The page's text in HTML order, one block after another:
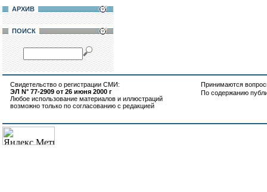
АРХИВ
ПОИСК
Свидетельство о регистрации СМИ:
ЭЛ N° 77-2909 от 26 июня 2000 г
Любое использование материалов и иллюстраций
возможно только по согласованию с редакцией
Принимаются
По содержанию